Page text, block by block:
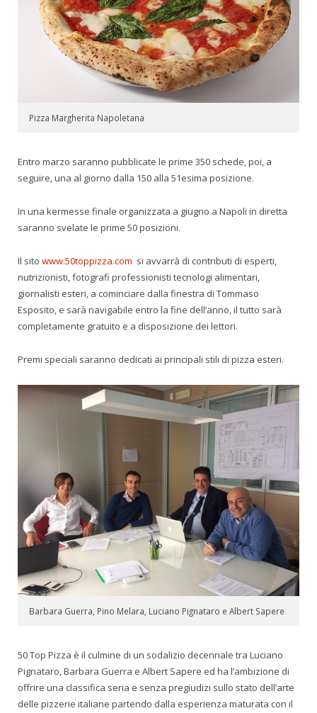
Pizza Margherita Napoletana
Entro marzo saranno pubblicate le prime 350 schede, poi, a
seguire, una al giorno dalla 150 alla 51esima posizione.
In una kermesse finale organizzata a giugno a Napoli in diretta
saranno svelate le prime 50 posizioni.
Il sito www.50toppizza.com si avvarrà di contributi di esperti,
nutrizionisti, fotografi professionisti tecnologi alimentari,
giornalisti esteri, a cominciare dalla finestra di Tommaso
Esposito, e sarà navigabile entro la fine dell’anno, il tutto sarà
completamente gratuito e a disposizione dei lettori.
Premi speciali saranno dedicati ai principali stili di pizza esteri.
Barbara Guerra, Pino Melara, Luciano Pignataro e Albert Sapere
50 Top Pizza è il culmine di un sodalizio decennale tra Luciano
Pignataro, Barbara Guerra e Albert Sapere ed ha l’ambizione di
offrire una classifica seria e senza pregiudizi sullo stato dell’arte
delle pizzerie italiane partendo dalla esperienza maturata con il